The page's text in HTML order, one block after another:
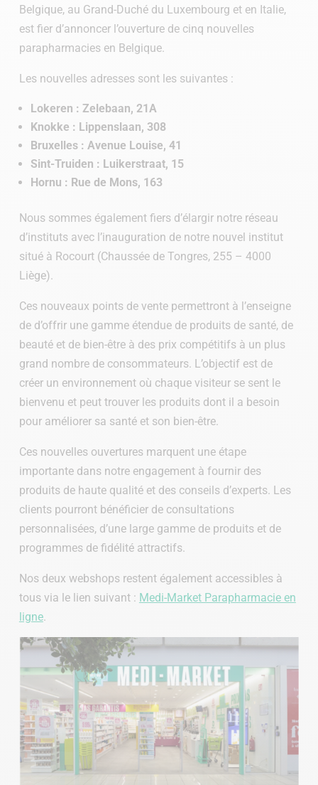
Belgique, au Grand-Duché du Luxembourg et en Italie,
est fier d’annoncer l’ouverture de cinq nouvelles
parapharmacies en Belgique.
Les nouvelles adresses sont les suivantes :
Lokeren : Zelebaan, 21A
Knokke : Lippenslaan, 308
Bruxelles : Avenue Louise, 41
Sint-Truiden : Luikerstraat, 15
Hornu : Rue de Mons, 163
Nous sommes également fiers d’élargir notre réseau
d’instituts avec l’inauguration de notre nouvel institut
situé à Rocourt (Chaussée de Tongres, 255 – 4000
Liège).
Ces nouveaux points de vente permettront à l’enseigne
de d’offrir une gamme étendue de produits de santé, de
beauté et de bien-être à des prix compétitifs à un plus
grand nombre de consommateurs. L’objectif est de
créer un environnement où chaque visiteur se sent le
bienvenu et peut trouver les produits dont il a besoin
pour améliorer sa santé et son bien-être.
Ces nouvelles ouvertures marquent une étape
importante dans notre engagement à fournir des
produits de haute qualité et des conseils d’experts. Les
clients pourront bénéficier de consultations
personnalisées, d’une large gamme de produits et de
programmes de fidélité attractifs.
Nos deux webshops restent également accessibles à
tous via le lien suivant : Medi-Market Parapharmacie en
ligne.